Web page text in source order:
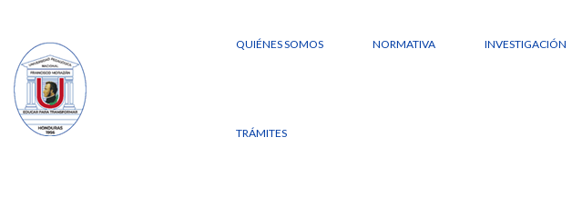
QUIÉNES SOMOS NORMATIVA INVESTIGACIÓN
TRÁMITES